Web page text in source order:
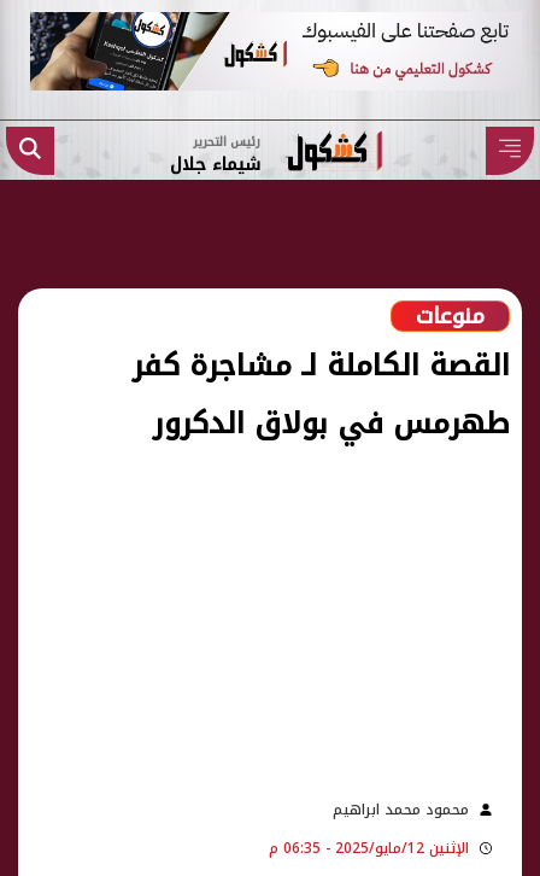
رئيس التحرير
شيماء جلال
منوعات
القصة الكاملة لـ مشاجرة كفر
طهرمس في بولاق الدكرور
محمود محمد ابراهيم
الإثنين 12/مايو/2025 - 06:35 م